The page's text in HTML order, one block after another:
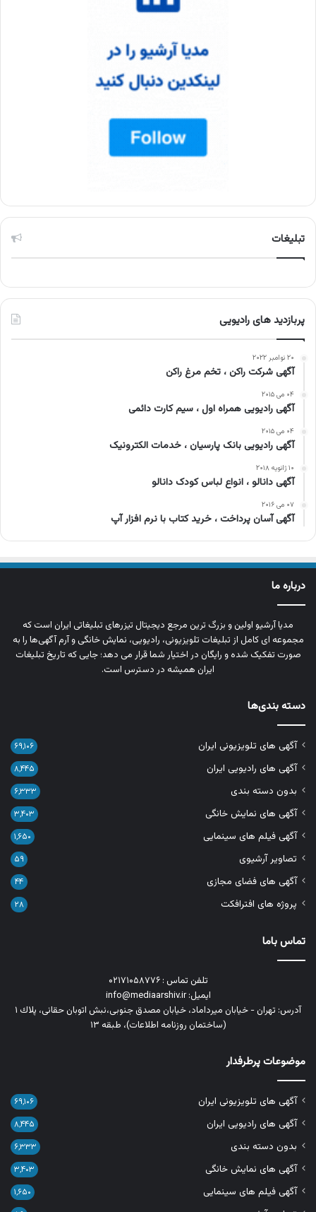
تبلیغات
پربازدید های رادیویی
۲۰ نوامبر ۲۰۲۲
آگهی شرکت راکن ، تخم مرغ راکن
۰۴ می ۲۰۱۵
آگهی رادیویی همراه اول ، سیم کارت دائمی
۰۴ می ۲۰۱۵
آگهی رادیویی بانک پارسیان ، خدمات الکترونیک
۱۰ ژانویه ۲۰۱۸
آگهی دانالو ، انواع لباس کودک دانالو
۰۷ می ۲۰۱۶
آگهی آسان پرداخت ، خرید کتاب با نرم افزار آپ
درباره ما
مدیا آرشیو اولین و بزرگ‌ ترین مرجع دیجیتال تیزرهای تبلیغاتی ایران است که
مجموعه‌ ای کامل از تبلیغات تلویزیونی، رادیویی، نمایش خانگی و آرم‌ آگهی‌ها را به‌
صورت تفکیک‌ شده و رایگان در اختیار شما قرار می‌ دهد؛ جایی که تاریخ تبلیغات
ایران همیشه در دسترس است.
دسته بندی‌ها
آگهی های تلویزیونی ایران ۶۹,۱۰۶
آگهی های رادیویی ایران ۸,۴۴۵
بدون دسته بندی ۶,۳۳۳
آگهی های نمایش خانگی ۳,۴۰۳
آگهی فیلم های سینمایی ۱,۶۵۰
تصاویر آرشیوی ۵۹
آگهی های فضای مجازی ۴۴
پروژه های افترافکت ۲۸
تماس باما
تلفن تماس : ۰۲۱۷۱۰۵۸۷۷۶
ایمیل: info@mediaarshiv.ir
آدرس: تهران - خیابان میرداماد، خیابان مصدق جنوبی،نبش اتوبان حقانی، پلاك ١
(ساختمان روزنامه اطلاعات)، طبقه ۱۳
موضوعات پرطرفدار
آگهی های تلویزیونی ایران ۶۹,۱۰۶
آگهی های رادیویی ایران ۸,۴۴۵
بدون دسته بندی ۶,۳۳۳
آگهی های نمایش خانگی ۳,۴۰۳
آگهی فیلم های سینمایی ۱,۶۵۰